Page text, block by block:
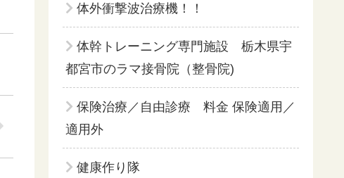
体外衝撃波治療機！！
体幹トレーニング専門施設 栃木県宇
都宮市のラマ接骨院（整骨院)
保険治療／自由診療 料金 保険適用／
適用外
健康作り隊